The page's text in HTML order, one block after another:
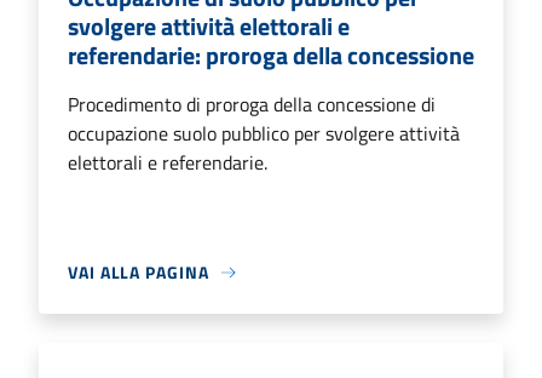
svolgere attività elettorali e
referendarie: proroga della concessione
Procedimento di proroga della concessione di
occupazione suolo pubblico per svolgere attività
elettorali e referendarie.
VAI ALLA PAGINA